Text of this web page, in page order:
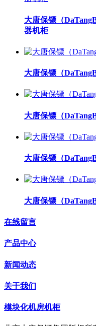
大唐保镖（
器机柜
大唐保镖（
大唐保镖（
大唐保镖（
大唐保镖（
在线留言
产品中心
新闻动态
关于我们
模块化机房机柜